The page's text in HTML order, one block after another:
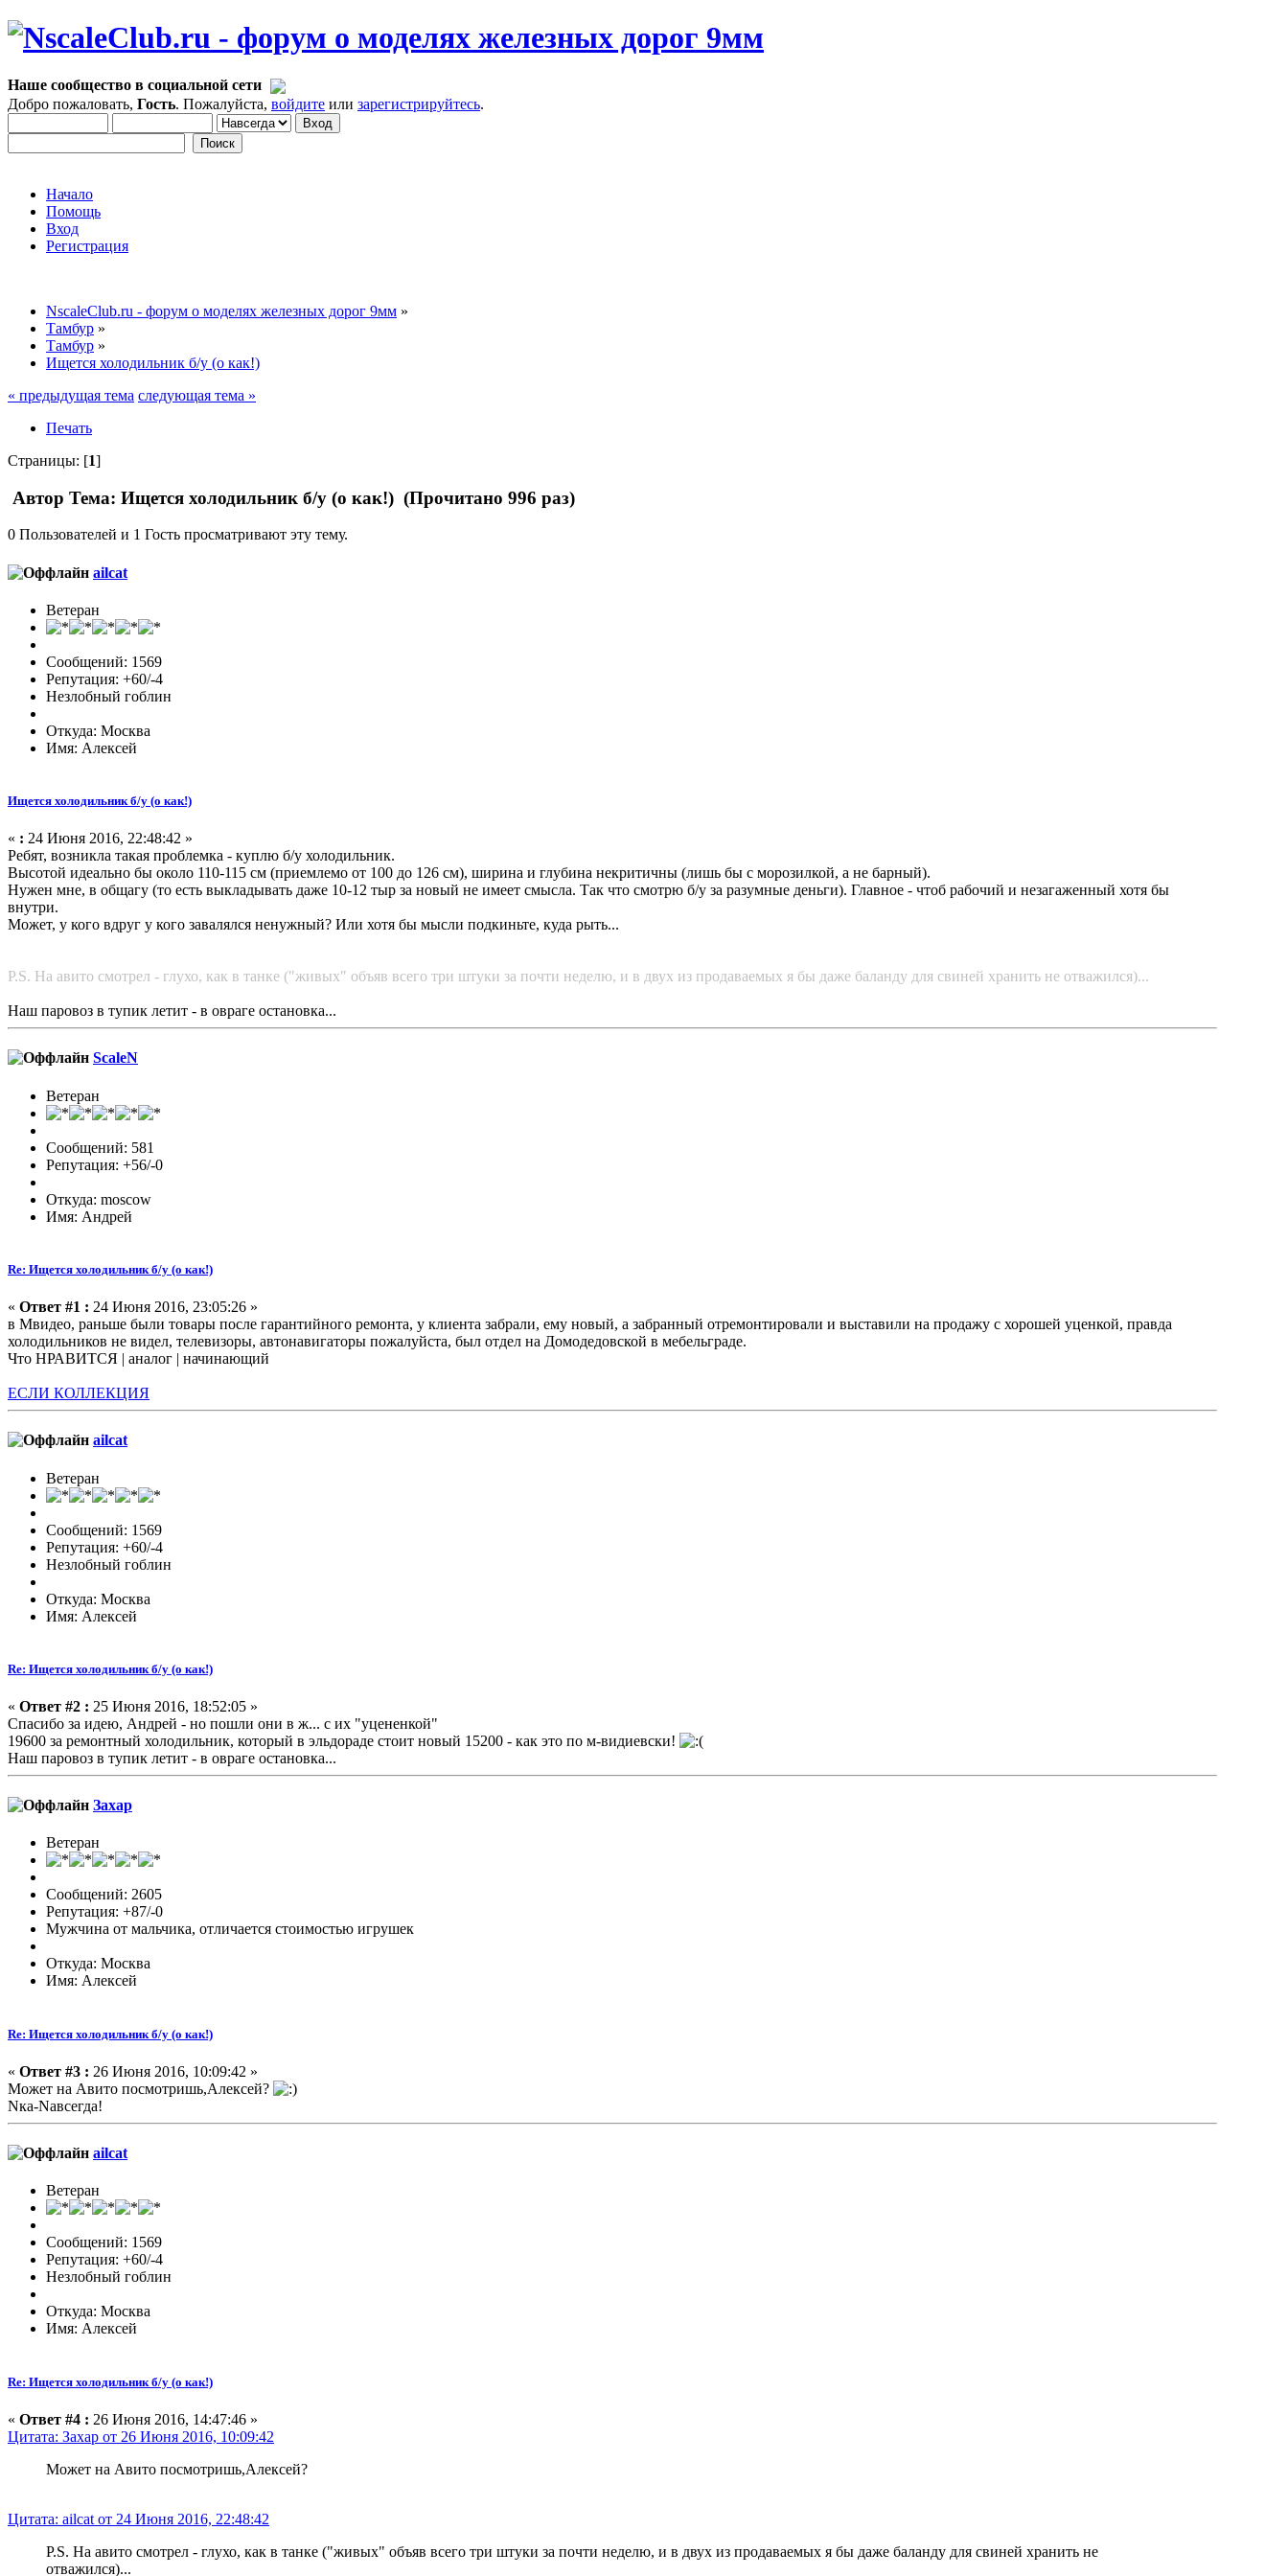
Наше сообщество в социальной сети
Добро пожаловать, Гость. Пожалуйста, войдите или зарегистрируйтесь.
Начало
Помощь
Вход
Регистрация
NscaleClub.ru - форум о моделях железных дорог 9мм »
Тамбур »
Тамбур »
Ищется холодильник б/у (о как!)
« предыдущая тема следующая тема »
Печать
Страницы: [1]
Автор Тема: Ищется холодильник б/у (о как!) (Прочитано 996 раз)
0 Пользователей и 1 Гость просматривают эту тему.
ailcat
Ветеран
Сообщений: 1569
Репутация: +60/-4
Незлобный гоблин
Откуда: Москва
Имя: Алексей
Ищется холодильник б/у (о как!)
« : 24 Июня 2016, 22:48:42 »
Ребят, возникла такая проблемка - куплю б/у холодильник.
Высотой идеально бы около 110-115 см (приемлемо от 100 до 126 см), ширина и глубина некритичны (лишь бы с морозилкой, а не барный).
Нужен мне, в общагу (то есть выкладывать даже 10-12 тыр за новый не имеет смысла. Так что смотрю б/у за разумные деньги). Главное - чтоб рабочий и незагаженный хотя бы
внутри.
Может, у кого вдруг у кого завалялся ненужный? Или хотя бы мысли подкиньте, куда рыть...
P.S. На авито смотрел - глухо, как в танке ("живых" объяв всего три штуки за почти неделю, и в двух из продаваемых я бы даже баланду для свиней хранить не отважился)...
Наш паровоз в тупик летит - в овраге остановка...
ScaleN
Ветеран
Сообщений: 581
Репутация: +56/-0
Откуда: moscow
Имя: Андрей
Re: Ищется холодильник б/у (о как!)
« Ответ #1 : 24 Июня 2016, 23:05:26 »
в Мвидео, раньше были товары после гарантийного ремонта, у клиента забрали, ему новый, а забранный отремонтировали и выставили на продажу с хорошей уценкой, правда
холодильников не видел, телевизоры, автонавигаторы пожалуйста, был отдел на Домодедовской в мебельграде.
Что НРАВИТСЯ | аналог | начинающий
ЕСЛИ КОЛЛЕКЦИЯ
ailcat
Ветеран
Сообщений: 1569
Репутация: +60/-4
Незлобный гоблин
Откуда: Москва
Имя: Алексей
Re: Ищется холодильник б/у (о как!)
« Ответ #2 : 25 Июня 2016, 18:52:05 »
Спасибо за идею, Андрей - но пошли они в ж... с их "уцененкой"
19600 за ремонтный холодильник, который в эльдораде стоит новый 15200 - как это по м-видиевски!
Наш паровоз в тупик летит - в овраге остановка...
Захар
Ветеран
Сообщений: 2605
Репутация: +87/-0
Мужчина от мальчика, отличается стоимостью игрушек
Откуда: Москва
Имя: Алексей
Re: Ищется холодильник б/у (о как!)
« Ответ #3 : 26 Июня 2016, 10:09:42 »
Может на Авито посмотришь,Алексей?
Nка-Nавсегда!
ailcat
Ветеран
Сообщений: 1569
Репутация: +60/-4
Незлобный гоблин
Откуда: Москва
Имя: Алексей
Re: Ищется холодильник б/у (о как!)
« Ответ #4 : 26 Июня 2016, 14:47:46 »
Цитата: Захар от 26 Июня 2016, 10:09:42
Может на Авито посмотришь,Алексей?
Цитата: ailcat от 24 Июня 2016, 22:48:42
P.S. На авито смотрел - глухо, как в танке ("живых" объяв всего три штуки за почти неделю, и в двух из продаваемых я бы даже баланду для свиней хранить не
отважился)...